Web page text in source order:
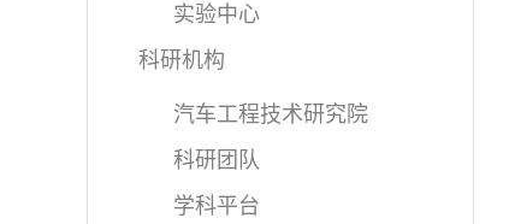
实验中心
科研机构
汽车工程技术研究院
科研团队
学科平台